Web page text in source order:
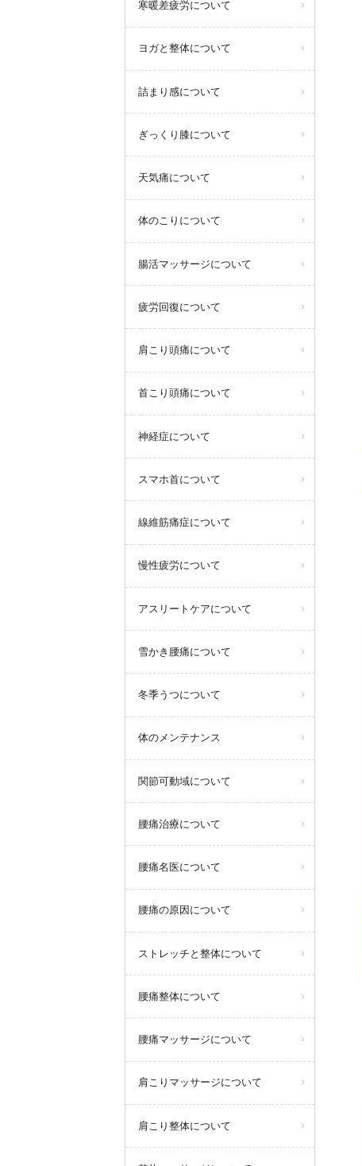
寒暖差疲労について
ヨガと整体について
詰まり感について
ぎっくり膝について
天気痛について
体のこりについて
腸活マッサージについて
疲労回復について
肩こり頭痛について
首こり頭痛について
神経症について
スマホ首について
線維筋痛症について
慢性疲労について
アスリートケアについて
雪かき腰痛について
冬季うつについて
体のメンテナンス
関節可動域について
腰痛治療について
腰痛名医について
腰痛の原因について
ストレッチと整体について
腰痛整体について
腰痛マッサージについて
肩こりマッサージについて
肩こり整体について